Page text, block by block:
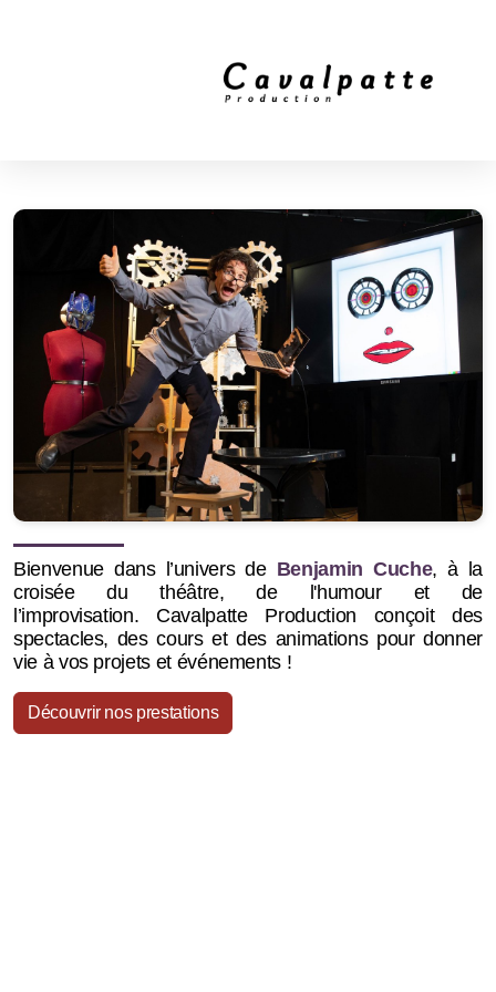
Bienvenue dans l’univers de Benjamin Cuche, à la
croisée du théâtre, de l'humour et de
l’improvisation. Cavalpatte Production conçoit des
spectacles, des cours et des animations pour donner
vie à vos projets et événements !
Découvrir nos prestations